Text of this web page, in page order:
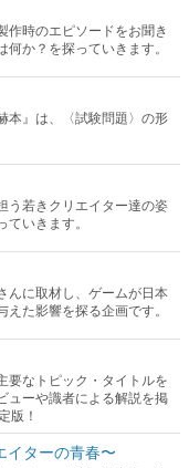
本』は、〈試験問題〉の形
う若きクリエイター達の姿
いきます。
んに取材し、ゲームが日本
た影響を探る企画です。
要なトピック・タイトルを
ーや識者による解説を掲
ターの青春〜
れるマンガ家・田中圭一先
です。